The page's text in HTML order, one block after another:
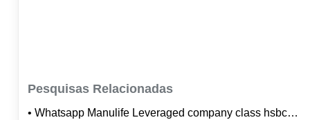
Pesquisas Relacionadas
• Whatsapp Manulife Leveraged company class hsbc